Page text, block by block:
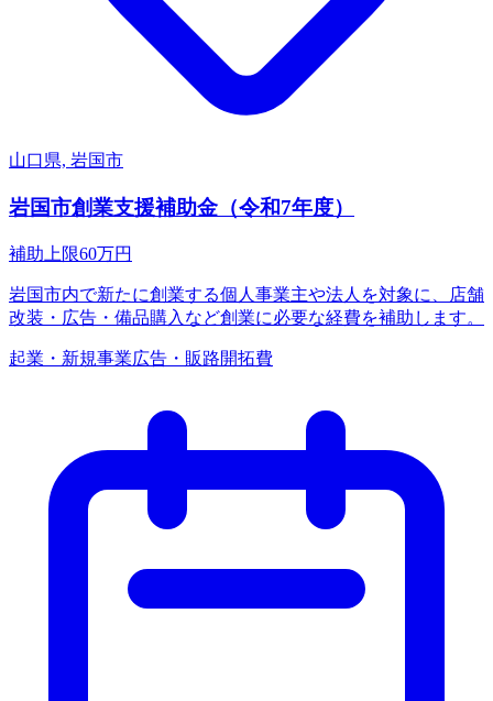
山口県, 岩国市
岩国市創業支援補助金（令和7年度）
補助上限60万円
岩国市内で新たに創業する個人事業主や法人を対象に、店舗
改装・広告・備品購入など創業に必要な経費を補助します。
起業・新規事業広告・販路開拓費